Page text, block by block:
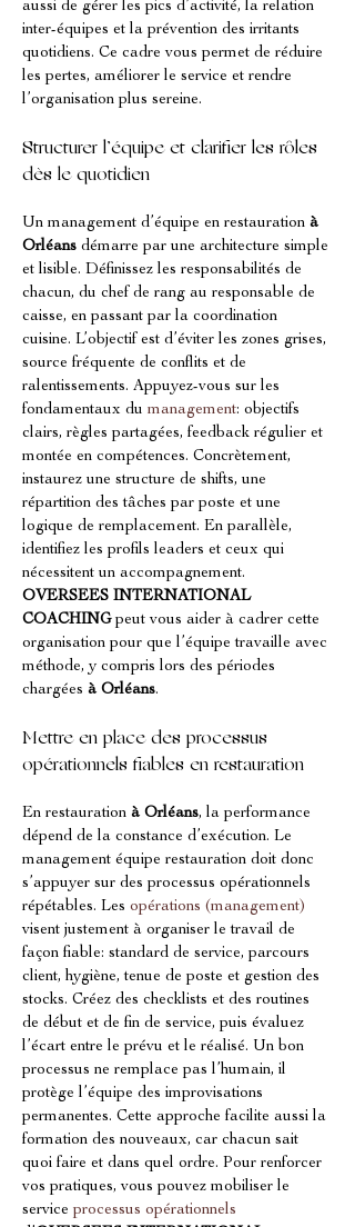
aussi de gérer les pics d’activité, la relation
inter-équipes et la prévention des irritants
quotidiens. Ce cadre vous permet de réduire
les pertes, améliorer le service et rendre
l’organisation plus sereine.
Structurer l’équipe et clarifier les rôles
dès le quotidien
Un management d’équipe en restauration à
Orléans démarre par une architecture simple
et lisible. Définissez les responsabilités de
chacun, du chef de rang au responsable de
caisse, en passant par la coordination
cuisine. L’objectif est d’éviter les zones grises,
source fréquente de conflits et de
ralentissements. Appuyez-vous sur les
fondamentaux du management: objectifs
clairs, règles partagées, feedback régulier et
montée en compétences. Concrètement,
instaurez une structure de shifts, une
répartition des tâches par poste et une
logique de remplacement. En parallèle,
identifiez les profils leaders et ceux qui
nécessitent un accompagnement.
OVERSEES INTERNATIONAL
COACHING peut vous aider à cadrer cette
organisation pour que l’équipe travaille avec
méthode, y compris lors des périodes
chargées à Orléans.
Mettre en place des processus
opérationnels fiables en restauration
En restauration à Orléans, la performance
dépend de la constance d’exécution. Le
management équipe restauration doit donc
s’appuyer sur des processus opérationnels
répétables. Les opérations (management)
visent justement à organiser le travail de
façon fiable: standard de service, parcours
client, hygiène, tenue de poste et gestion des
stocks. Créez des checklists et des routines
de début et de fin de service, puis évaluez
l’écart entre le prévu et le réalisé. Un bon
processus ne remplace pas l’humain, il
protège l’équipe des improvisations
permanentes. Cette approche facilite aussi la
formation des nouveaux, car chacun sait
quoi faire et dans quel ordre. Pour renforcer
vos pratiques, vous pouvez mobiliser le
service processus opérationnels